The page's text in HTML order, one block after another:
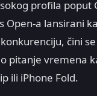
profila poput
Open-a lansirani
čini
pitanje vremena
ili iPhone Fold.